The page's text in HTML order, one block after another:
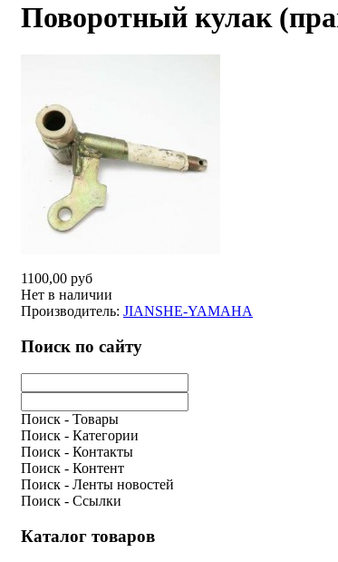
Поворотный кулак
1100,00 руб
Нет в наличии
Производитель: JIANSHE-YAMAHA
Поиск по сайту
Поиск - Товары
Поиск - Категории
Поиск - Контакты
Поиск - Контент
Поиск - Ленты новостей
Поиск - Ссылки
Каталог товаров